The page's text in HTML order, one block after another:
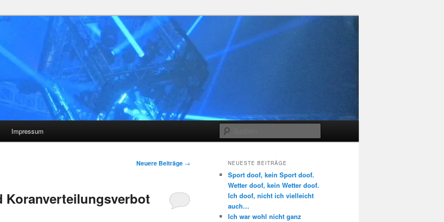
Impressum
Neuere Beiträge →
Koranverteilungsverbot
NEUESTE BEITRÄGE
Sport doof, kein Sport doof.
Wetter doof, kein Wetter doof.
Ich doof, nicht ich vielleicht
auch…
Ich war wohl nicht ganz